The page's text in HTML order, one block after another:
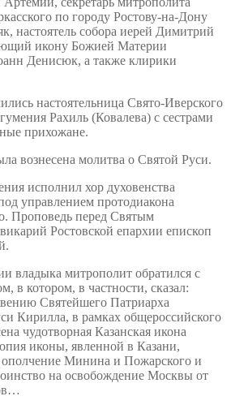
по городу Ростову-на-Дону
настоятель собора иерей Димитрий
икону Божией Материи
Денисюк, а также клирики
настоятельница Свято-Иверского
Рахиль (Ковалева) с сестрами
прихожане.
вознесена молитва о Святой Руси.
исполнил хор духовенства
управлением протодиакона
Проповедь перед Святым
Ростовской епархии епископ
владыка митрополит обратился с
в котором, в частности, сказал:
Святейшего Патриарха
Кирилла, в рамках общероссийского
чудотворная Казанская икона
иконы, явленной в Казани,
ополчение Минина и Пожарского и
на освобождение Москвы от